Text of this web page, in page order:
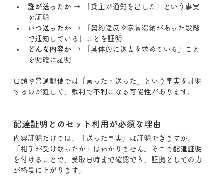
誰が送ったか → 「貸主が通知を出した」という事実
を証明
いつ送ったか → 「契約違反や家賃滞納があった段階
で通知している」ことを証明
どんな内容か → 「具体的に退去を求めている」こと
を明確に証明
口頭や普通郵便では「言った・送った」という事実を証明
するのが難しく、裁判で不利になる可能性があります。
配達証明とのセット利用が必須な理由
内容証明だけでは、「送った事実」は証明できますが、
「相手が受け取ったか」はわかりません。そこで配達証明
を付けることで、受取日時まで確認でき、証拠としての力
が格段に上がります。